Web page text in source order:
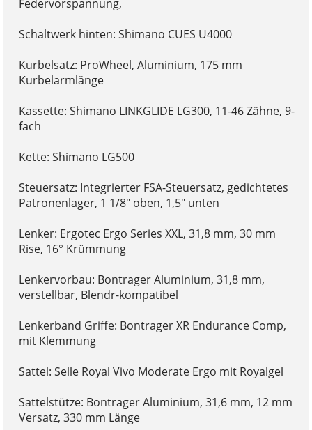
Federvorspannung,
Schaltwerk hinten: Shimano CUES U4000
Kurbelsatz: ProWheel, Aluminium, 175 mm
Kurbelarmlänge
Kassette: Shimano LINKGLIDE LG300, 11-46 Zähne, 9-
fach
Kette: Shimano LG500
Steuersatz: Integrierter FSA-Steuersatz, gedichtetes
Patronenlager, 1 1/8" oben, 1,5" unten
Lenker: Ergotec Ergo Series XXL, 31,8 mm, 30 mm
Rise, 16° Krümmung
Lenkervorbau: Bontrager Aluminium, 31,8 mm,
verstellbar, Blendr-kompatibel
Lenkerband Griffe: Bontrager XR Endurance Comp,
mit Klemmung
Sattel: Selle Royal Vivo Moderate Ergo mit Royalgel
Sattelstütze: Bontrager Aluminium, 31,6 mm, 12 mm
Versatz, 330 mm Länge